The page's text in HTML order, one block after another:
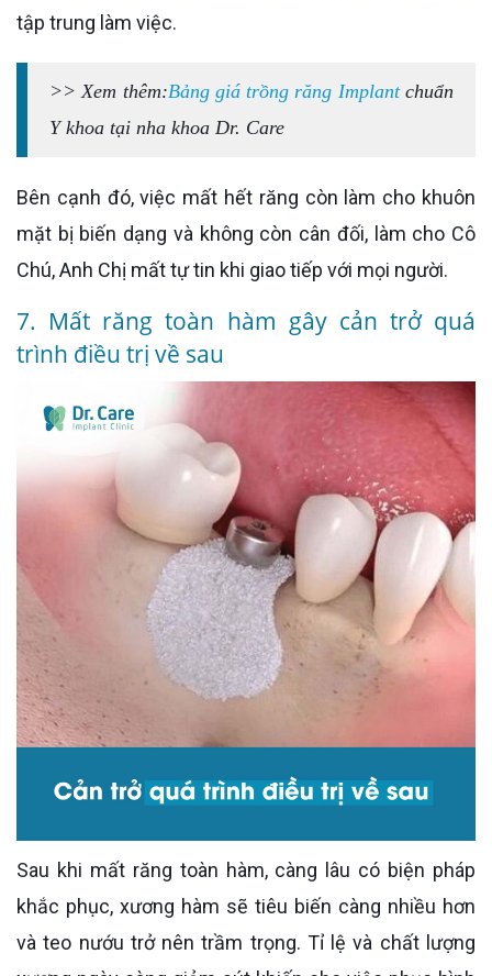
tập trung làm việc.
>> Xem thêm:Bảng giá trồng răng Implantchuẩn
Y khoa tại nha khoa Dr. Care
Bên cạnh đó, việc mất hết răng còn làm cho khuôn
mặt bị biến dạng và không còn cân đối, làm cho Cô
Chú, Anh Chị mất tự tin khi giao tiếp với mọi người.
7. Mất răng toàn hàm gây cản trở quá
trình điều trị về sau
Sau khi mất răng toàn hàm, càng lâu có biện pháp
khắc phục, xương hàm sẽ tiêu biến càng nhiều hơn
và teo nướu trở nên trầm trọng. Tỉ lệ và chất lượng